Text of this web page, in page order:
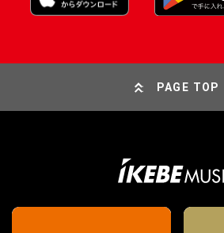
PAGE TOP